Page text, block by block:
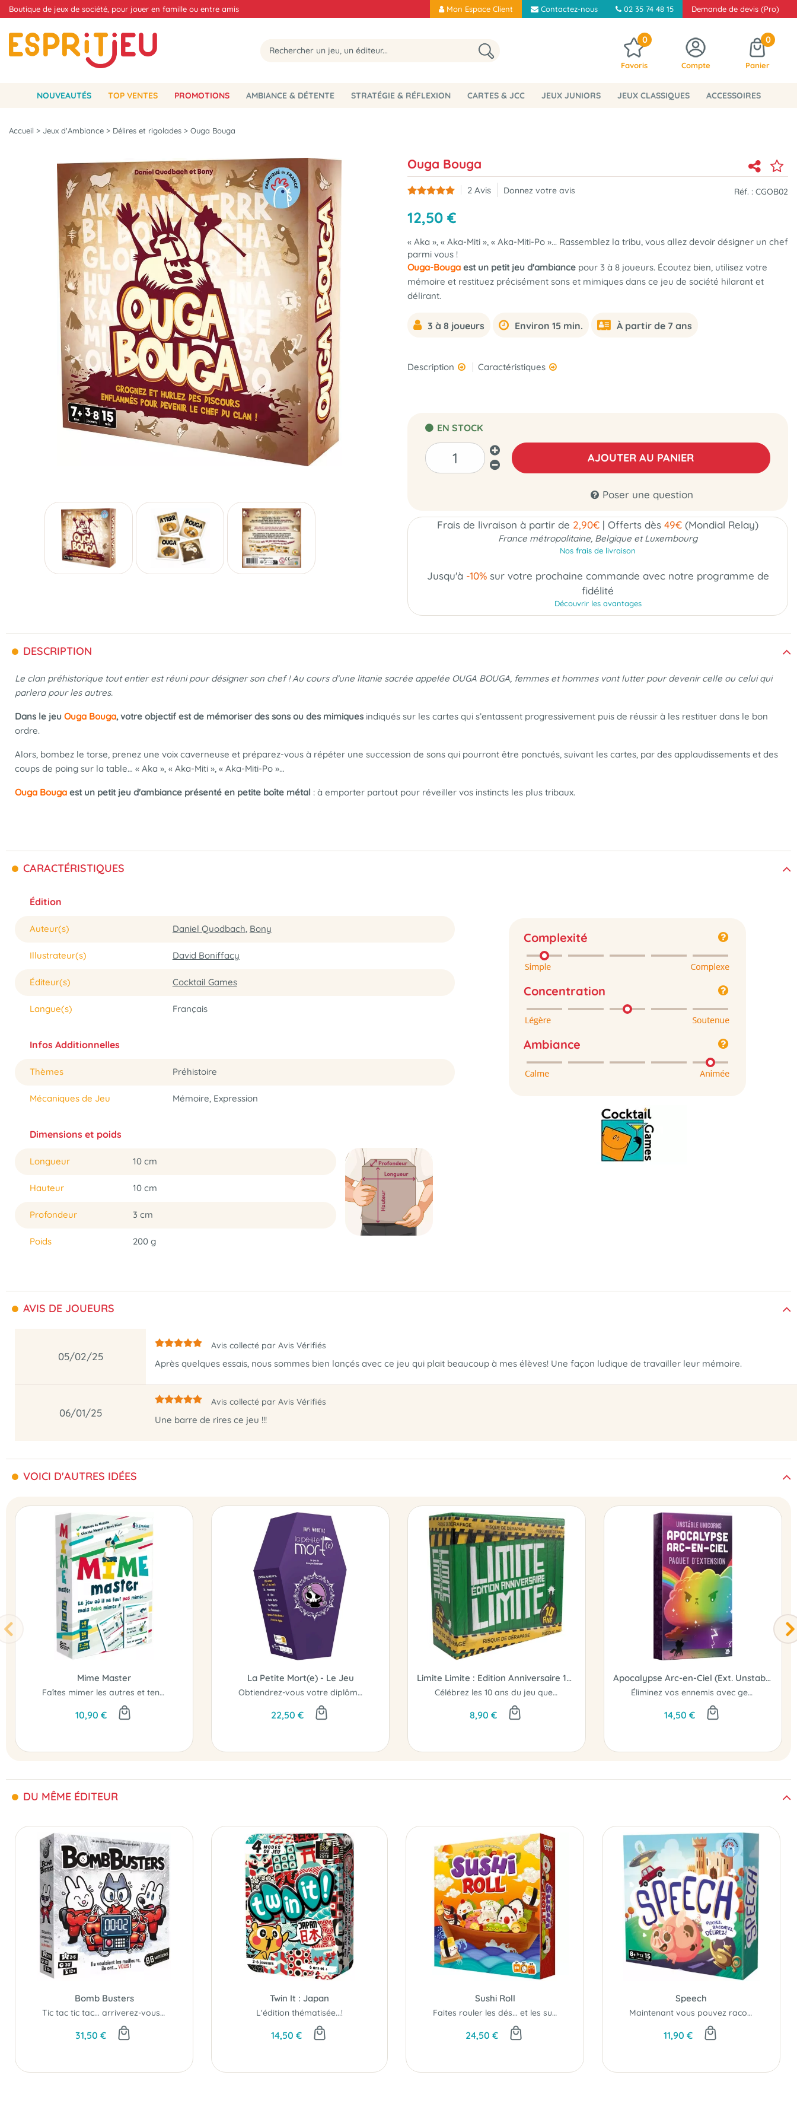
Boutique de jeux de société, pour jouer en famille ou entre amis Mon Espace Client Contactez-nous 02 35 74 48 15 Demande de devis (Pro)
0
Favoris Compte
0
Panier
NOUVEAUTÉS TOP VENTES PROMOTIONS AMBIANCE & DÉTENTE STRATÉGIE & RÉFLEXION CARTES & JCC JEUX JUNIORS JEUX CLASSIQUES ACCESSOIRES
Accueil > Jeux d'Ambiance > Délires et rigolades > Ouga Bouga
Ouga Bouga
2 Avis Donnez votre avis Réf. : CGOB02
12,50 €
« Aka », « Aka-Miti », « Aka-Miti-Po »... Rassemblez la tribu, vous allez devoir désigner un chef
parmi vous !
Ouga-Bouga est un petit jeu d'ambiance pour 3 à 8 joueurs. Écoutez bien, utilisez votre
mémoire et restituez précisément sons et mimiques dans ce jeu de société hilarant et
délirant.
3 à 8 joueurs Environ 15 min. À partir de 7 ans
Description Caractéristiques
EN STOCK
AJOUTER AU PANIER
Poser une question
Frais de livraison à partir de 2,90€ | Offerts dès 49€ (Mondial Relay)
France métropolitaine, Belgique et Luxembourg
Nos frais de livraison
Jusqu'à -10%sur votre prochaine commande avec notre programme de
fidélité
Découvrir les avantages
DESCRIPTION
Le clan préhistorique tout entier est réuni pour désigner son chef ! Au cours d’une litanie sacrée appelée OUGA BOUGA, femmes et hommes vont lutter pour devenir celle ou celui qui
parlera pour les autres.
Dans le jeu Ouga Bouga, votre objectif est de mémoriser des sons ou des mimiques indiqués sur les cartes qui s’entassent progressivement puis de réussir à les restituer dans le bon
ordre.
Alors, bombez le torse, prenez une voix caverneuse et préparez-vous à répéter une succession de sons qui pourront être ponctués, suivant les cartes, par des applaudissements et des
coups de poing sur la table… « Aka », « Aka-Miti », « Aka-Miti-Po »…
Ouga Bouga est un petit jeu d'ambiance présenté en petite boîte métal : à emporter partout pour réveiller vos instincts les plus tribaux.
CARACTÉRISTIQUES
Édition
Auteur(s) Daniel Quodbach, Bony
Illustrateur(s) David Boniffacy
Éditeur(s) Cocktail Games
Langue(s) Français
Infos Additionnelles
Thèmes Préhistoire
Mécaniques de Jeu Mémoire, Expression
Dimensions et poids
Longueur 10 cm
Hauteur 10 cm
Profondeur 3 cm
Poids 200 g
Complexité
Concentration
Ambiance
AVIS DE JOUEURS
05/02/25
Avis collecté par Avis Vérifiés
Après quelques essais, nous sommes bien lançés avec ce jeu qui plait beaucoup à mes élèves! Une façon ludique de travailler leur mémoire.
06/01/25
Avis collecté par Avis Vérifiés
Une barre de rires ce jeu !!!
VOICI D'AUTRES IDÉES
Mime Master
Faîtes mimer les autres et tentez de rester la maître..!
10,90 €
La Petite Mort(e) - Le Jeu
Obtiendrez-vous votre diplôme de Fauche..! Comme votre grand-père ?
22,50 €
Limite Limite : Edition Anniversaire 10 ans
Célébrez les 10 ans du jeu que vous avez honte d'aimer !
8,90 €
Apocalypse Arc-en-Ciel (Ext. Unstable Unicorns)
Éliminez vos ennemis avec gentillesse...
14,50 €
DU MÊME ÉDITEUR
Bomb Busters
Tic tac tic tac... arriverez-vous à désamorcer la bombe ?
31,50 €
Twin It : Japan
L'édition thématisée...!
14,50 €
Sushi Roll
Faites rouler les dés... et les sushis..!
24,50 €
Speech
Maintenant vous pouvez raconter tout et n'importe quoi..!
11,90 €